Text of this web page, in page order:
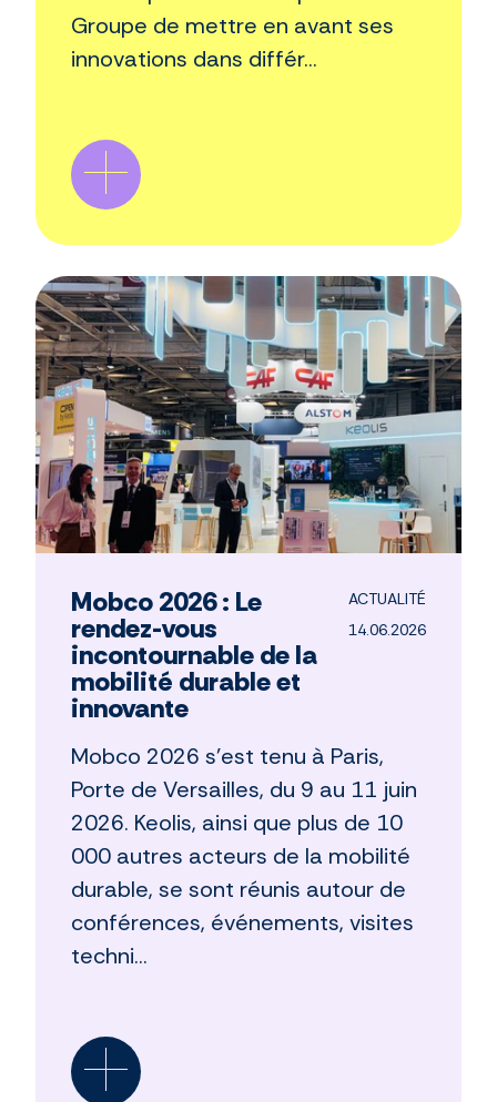
Groupe de mettre en avant ses
innovations dans différ...
Mobco 2026 : Le
rendez-vous
incontournable de la
mobilité durable et
innovante
ACTUALITÉ
14.06.2026
Mobco 2026 s'est tenu à Paris,
Porte de Versailles, du 9 au 11 juin
2026. Keolis, ainsi que plus de 10
000 autres acteurs de la mobilité
durable, se sont réunis autour de
conférences, événements, visites
techni...